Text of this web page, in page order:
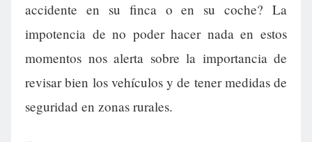
accidente en su finca o en su coche? La
impotencia de no poder hacer nada en estos
momentos nos alerta sobre la importancia de
revisar bien los vehículos y de tener medidas de
seguridad en zonas rurales.